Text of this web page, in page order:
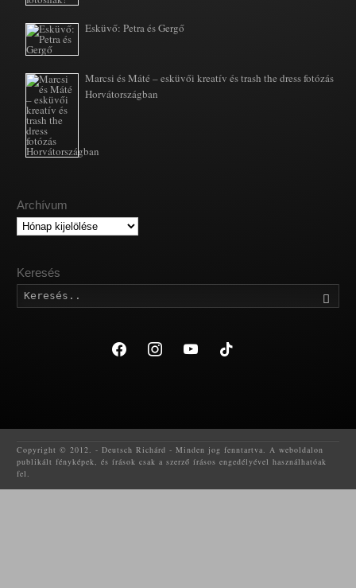
Esküvő: Petra és Gergő
Marcsi és Máté – esküvői kreatív és trash the dress fotózás
Horvátországban
Archívum
Archívum
Keresés
facebook instagram youtube tiktok
Copyright © 2012. - Deutsch Richárd - Minden jog fenntartva. A weboldalon
publikált fényképek, és írások csak a szerző írásos engedélyével használhatóak
fel.